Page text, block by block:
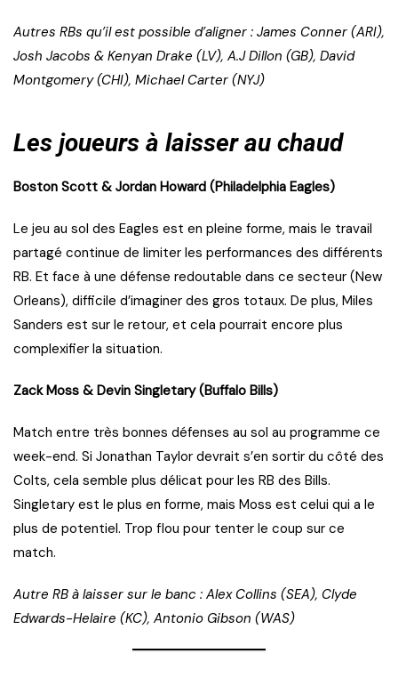
Autres RBs qu’il est possible d’aligner : James Conner (ARI),
Josh Jacobs & Kenyan Drake (LV), A.J Dillon (GB), David
Montgomery (CHI), Michael Carter (NYJ)
Les joueurs à laisser au chaud
Boston Scott & Jordan Howard (Philadelphia Eagles)
Le jeu au sol des Eagles est en pleine forme, mais le travail
partagé continue de limiter les performances des différents
RB. Et face à une défense redoutable dans ce secteur (New
Orleans), difficile d’imaginer des gros totaux. De plus, Miles
Sanders est sur le retour, et cela pourrait encore plus
complexifier la situation.
Zack Moss & Devin Singletary (Buffalo Bills)
Match entre très bonnes défenses au sol au programme ce
week-end. Si Jonathan Taylor devrait s’en sortir du côté des
Colts, cela semble plus délicat pour les RB des Bills.
Singletary est le plus en forme, mais Moss est celui qui a le
plus de potentiel. Trop flou pour tenter le coup sur ce
match.
Autre RB à laisser sur le banc : Alex Collins (SEA), Clyde
Edwards-Helaire (KC), Antonio Gibson (WAS)